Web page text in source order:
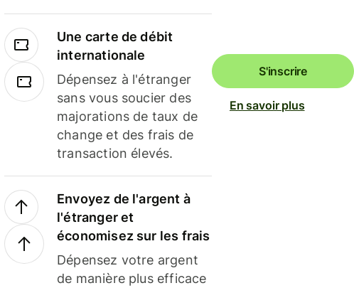
Une carte de débit
internationale
Dépensez à l'étranger
sans vous soucier des
majorations de taux de
change et des frais de
transaction élevés.
Envoyez de l'argent à
l'étranger et
économisez sur les frais
Dépensez votre argent
de manière plus efficace
S'inscrire
En savoir plus